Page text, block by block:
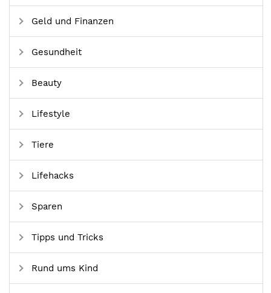
Geld und Finanzen
Gesundheit
Beauty
Lifestyle
Tiere
Lifehacks
Sparen
Tipps und Tricks
Rund ums Kind